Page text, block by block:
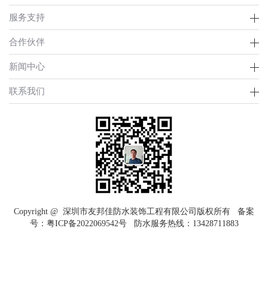
服务支持
合作伙伴
新闻中心
联系我们
Copyright @ 深圳市友邦佳防水装饰工程有限公司版权所有 备案
号： 粤ICP备2022069542号防水服务热线： 13428711883